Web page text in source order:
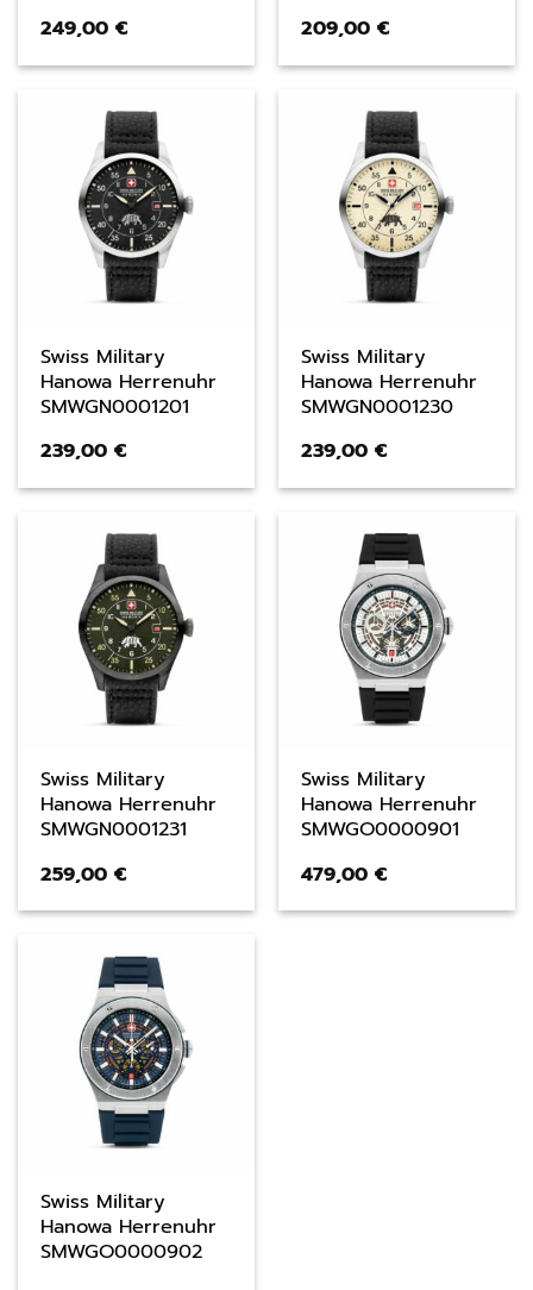
249,00€
209,00€
Swiss Military
Hanowa Herrenuhr
SMWGN0001201
239,00€
Swiss Military
Hanowa Herrenuhr
SMWGN0001230
239,00€
Swiss Military
Hanowa Herrenuhr
SMWGN0001231
259,00€
Swiss Military
Hanowa Herrenuhr
SMWGO0000901
479,00€
Swiss Military
Hanowa Herrenuhr
SMWGO0000902